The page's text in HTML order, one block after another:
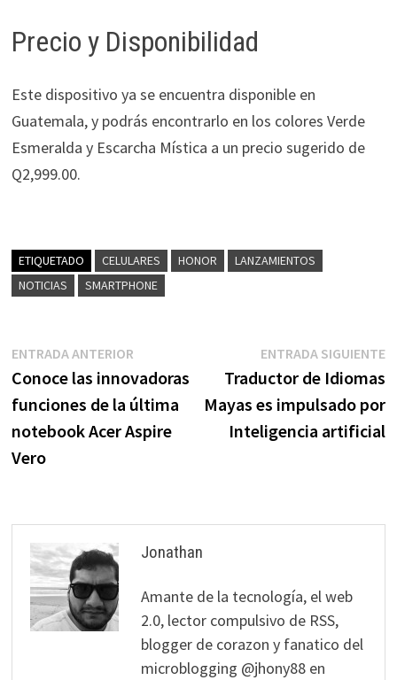
Precio y Disponibilidad
Este dispositivo ya se encuentra disponible en
Guatemala, y podrás encontrarlo en los colores Verde
Esmeralda y Escarcha Mística a un precio sugerido de
Q2,999.00.
ETIQUETADO CELULARES HONOR
LANZAMIENTOS
NOTICIAS
SMARTPHONE
Navegación
de
entradas
ENTRADA ANTERIOREntrada
anterior:
Conoce las innovadoras
funciones de la última
notebook Acer Aspire
Vero
ENTRADA SIGUIENTE
Traductor de Idiomas
Mayas es impulsado por
Inteligencia artificial
Jonathan
Amante de la tecnología, el web
2.0, lector compulsivo de RSS,
blogger de corazon y fanatico del
microblogging @jhony88 en